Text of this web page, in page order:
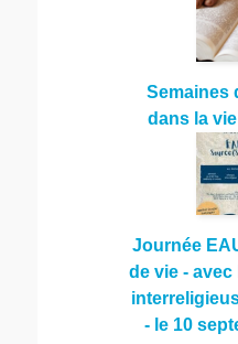
Semaines
dans la
Journée
de vie - avec
- le 10